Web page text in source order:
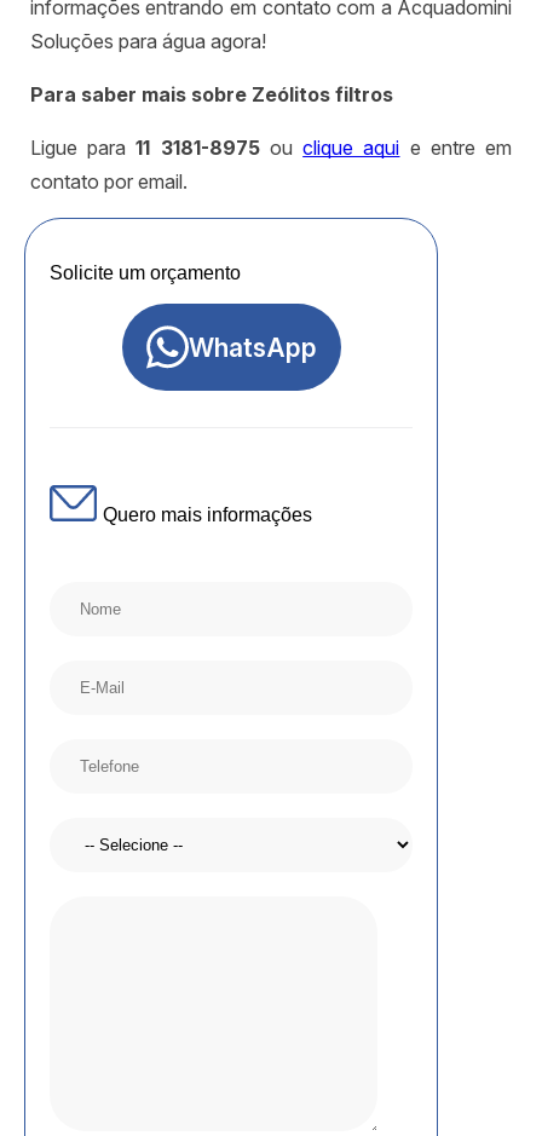
informações entrando em contato com a Acquadomini
Soluções para água agora!
Para saber mais sobre Zeólitos filtros
Ligue para11 3181-8975ouclique aqui e entre em
contato por email.
Solicite um orçamento
WhatsApp
Quero mais informações